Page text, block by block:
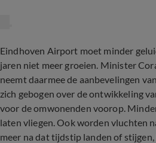
Eindhoven Airport moet minder
jaren niet meer groeien. Minister
neemt daarmee de aanbevelingen
zich gebogen over de ontwikkeling
voor de omwonenden voorop.
laten vliegen. Ook worden vluchten
meer na dat tijdstip landen of